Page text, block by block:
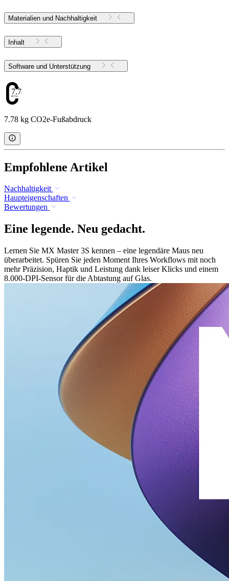
Materialien und Nachhaltigkeit
Inhalt
Software und Unterstützung
7.78
7.78 kg CO2e-Fußabdruck
Empfohlene Artikel
Nachhaltigkeit
Haupteigenschaften
Bewertungen
Eine legende. Neu gedacht.
Lernen Sie MX Master 3S kennen – eine legendäre Maus neu
überarbeitet. Spüren Sie jeden Moment Ihres Workflows mit noch
mehr Präzision, Haptik und Leistung dank leiser Klicks und einem
8.000-DPI-Sensor für die Abtastung auf Glas.